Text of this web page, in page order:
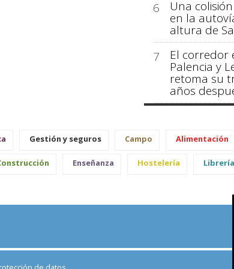
6
Una
en la
altura de
7
El corredor
Palencia y
retoma su
años
Gestión y seguros Campo Alimentación
Enseñanza Hostelería Librería